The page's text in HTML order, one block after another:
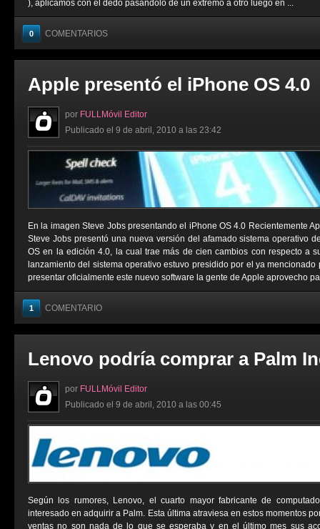
), aplicamos con el dedo pasandolo de un extremo a otro luego en ...
0 COMENTARIOS
Apple presentó el iPhone OS 4.0
por FULLMóvil Editor
Publicado el 9 de abril, 2010 a las 23:42
En la imagen Steve Jobs presentando el iPhone OS 4.0 Recientemente
Steve Jobs presentó una nueva versión del afamado sistema operativo
OS en la edición 4.0, la cual trae más de cien cambios con respecto a
lanzamiento del sistema operativo estuvo presidido por el ya mencionado
presentar oficialmente este nuevo software la gente de Apple aprovecho
1 COMENTARIO
Lenovo podría comprar a Palm
por FULLMóvil Editor
Publicado el 9 de abril, 2010 a las 00:45
Según los rumores, Lenovo, el cuarto mayor fabricante de
interesado en adquirir a Palm. Esta última atraviesa en estos momentos
ventas no son nada de lo que se esperaba y en el último mes sus